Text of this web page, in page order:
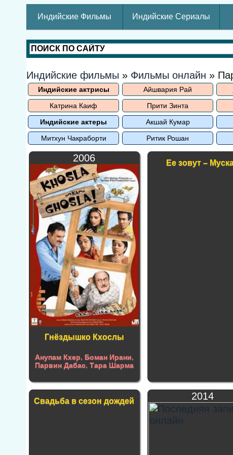
Индийские Фильмы Индийские Сериалы
Индийские фильмы » Фильмы онлайн »
Индийские актрисы Айшвария Рай
Катрина Каиф
Прити Зинта
Индийские актеры
Акшай Кумар
Митхун Чакраборти
Ритик Рошан
2006
Гнёздышко Кхослы
Анупам Кхер, Боман Ирани,
Парвин Дабас, Тара Шарма
Ее зовут –
Свадьба в сезон дождей 2014